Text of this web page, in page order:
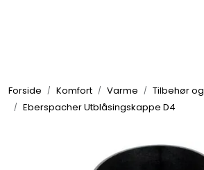
Forside Komfort Varme
Tilbehør
Eberspacher Utblåsingskappe D4
Elektrisk